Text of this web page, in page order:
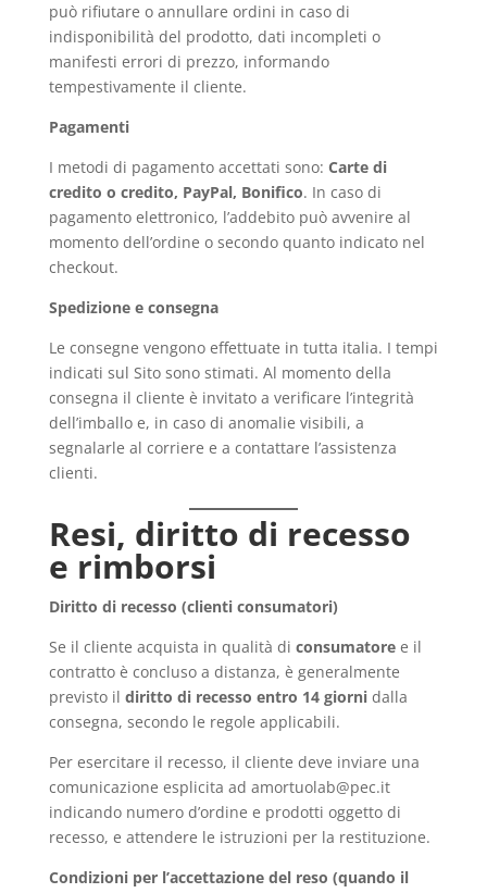
può rifiutare o annullare ordini in caso di
indisponibilità del prodotto, dati incompleti o
manifesti errori di prezzo, informando
tempestivamente il cliente.
Pagamenti
I metodi di pagamento accettati sono: Carte di
credito o credito, PayPal, Bonifico. In caso di
pagamento elettronico, l’addebito può avvenire al
momento dell’ordine o secondo quanto indicato nel
checkout.
Spedizione e consegna
Le consegne vengono effettuate in tutta italia. I tempi
indicati sul Sito sono stimati. Al momento della
consegna il cliente è invitato a verificare l’integrità
dell’imballo e, in caso di anomalie visibili, a
segnalarle al corriere e a contattare l’assistenza
clienti.
Resi, diritto di recesso
e rimborsi
Diritto di recesso (clienti consumatori)
Se il cliente acquista in qualità di consumatoree il
contratto è concluso a distanza, è generalmente
previsto il diritto di recesso entro 14 giornidalla
consegna, secondo le regole applicabili.
Per esercitare il recesso, il cliente deve inviare una
comunicazione esplicita ad amortuolab@pec.it
indicando numero d’ordine e prodotti oggetto di
recesso, e attendere le istruzioni per la restituzione.
Condizioni per l’accettazione del reso (quando il